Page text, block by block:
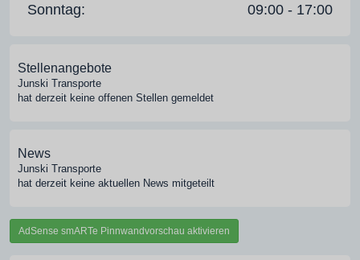
Sonntag:
09:00 - 17:00
Stellenangebote
Junski Transporte
hat derzeit keine offenen Stellen gemeldet
News
Junski Transporte
hat derzeit keine aktuellen News mitgeteilt
AdSense smARTe Pinnwandvorschau aktivieren